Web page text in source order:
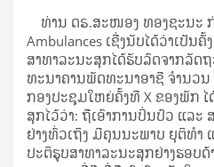
ທ່ານ ດຣ.ສະໜອງ ທອງຊະນະ
Ambulances ເຊີ່ງນັບໄດ້ວ່າເປັນ
ສາທາລະນະສຸກໄດ້ຮັບລົດຈາກລັດ
ທະນາຄານພັດທະນາອາຊີ ຈຳນວ
ກອງປະຊຸມໃຫຍ່ຄັ້ງທີ X ຂອງພັກ
ສຸກໄວ້ວ່າ: ຖືເອົາການປິ່ນປົວ ແລ
ຢ່າງທົ່ວເຖິງ ມີຄຸນນະພາບ ຍຸຕິທຳ
ປະຕິຮູບສາທາລະນະສຸກຢ່າງຮອບ